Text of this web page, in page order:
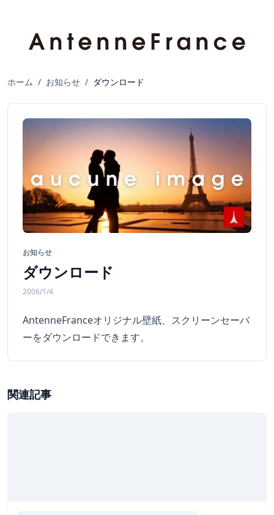
ホーム / お知らせ / ダウンロード
お知らせ
ダウンロード
2006/1/4
AntenneFranceオリジナル壁紙、スクリーンセーバ
ーをダウンロードできます。
関連記事